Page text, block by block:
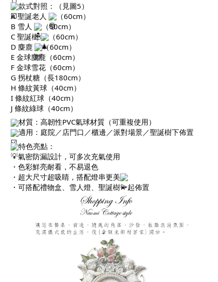
款式對照：（見圖5）
A 聖誕老人
（60cm）
B 雪人
（60cm）
C 聖誕樹
（60cm）
D 麋鹿
（60cm）
E 金球麋鹿（60cm）
F 金球雪花（60cm）
G 拐杖糖（長180cm）
H 條紋黃球（40cm）
I 條紋紅球（40cm）
J 條紋綠球（40cm）
材質：高韌性PVC氣球材質（可重複使用）
適用：庭院／店門口／櫃邊／派對場景／聖誕樹下佈置
特色亮點：
・氣密防漏設計，可多次充氣使用
・色彩鮮亮耐看，不易退色
・超大尺寸超吸睛，搭配燈串更美
・可搭配禮物盒、雪人燈、聖誕樹一起佈置